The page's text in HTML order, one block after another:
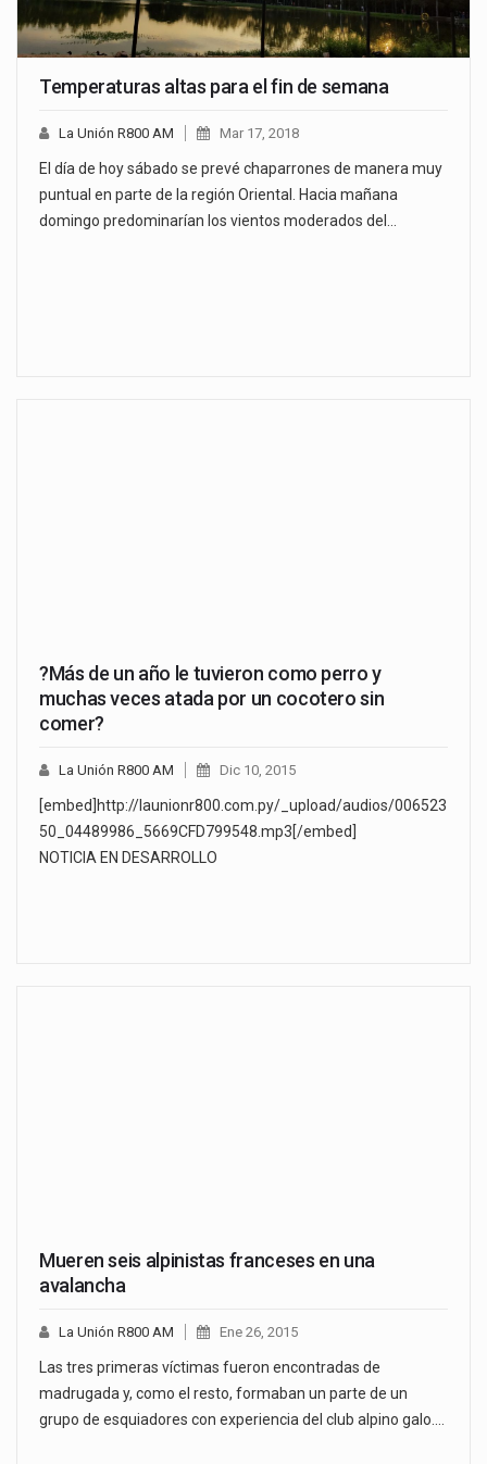
Temperaturas altas para el fin de semana
La Unión R800 AM Mar 17, 2018
El día de hoy sábado se prevé chaparrones de manera muy
puntual en parte de la región Oriental. Hacia mañana
domingo predominarían los vientos moderados del…
?Más de un año le tuvieron como perro y
muchas veces atada por un cocotero sin
comer?
La Unión R800 AM Dic 10, 2015
[embed]http://launionr800.com.py/_upload/audios/006523
50_04489986_5669CFD799548.mp3[/embed]
NOTICIA EN DESARROLLO
Mueren seis alpinistas franceses en una
avalancha
La Unión R800 AM Ene 26, 2015
Las tres primeras víctimas fueron encontradas de
madrugada y, como el resto, formaban un parte de un
grupo de esquiadores con experiencia del club alpino galo.…